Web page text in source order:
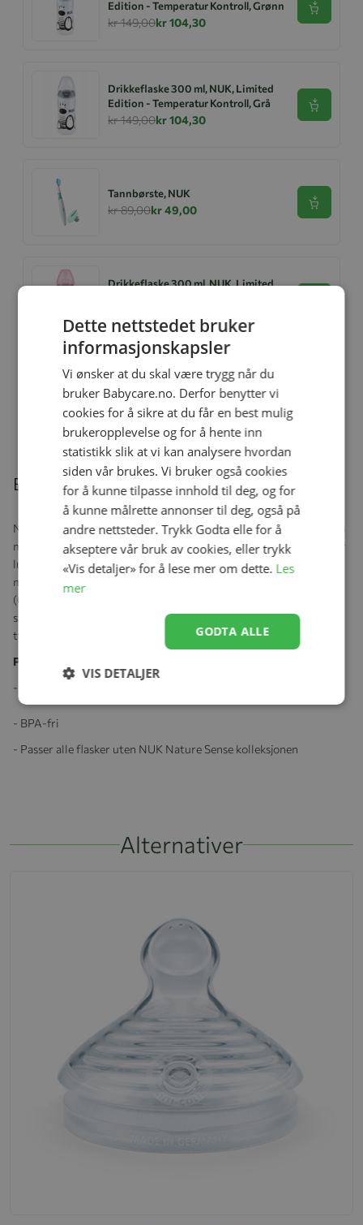
Edition - Temperatur Kontroll, Grønn
kr 149,00kr 104,30
Se
Drikkeflaske 300 ml, NUK, Limited
Edition - Temperatur Kontroll, Grå
kr 149,00kr 104,30
Se
Tannbørste, NUK
kr 89,00kr 49,00 Se
Drikkeflaske 300 ml, NUK, Limited
Flaske, NUK, Mini-Me Sip, Rustfritt
stål, Fox, 300ml
kr 459,00kr 321,30
Beskrivelse
NUK Nature Sense tåtesmokk anvendes fra nyfødt og opp til ca 18
måneder. Innovativ anti-kolikkventil forebygger at babyen svelger
luft. Finnes i fire størrelser. Størrelse S (0-6 måneder) har 3
mindre åpninger og egner seg for brystmelk og vann, størrelse M
(6-18 måneder) har 6 små åpninger som er perfekt for erstatning,
størrelse L (6-18 måneder) har 9 små åpninger som er perfekt for
tykkere drikke.
Produktspesifikasjoner:
- 2 pr. forpakning
- BPA-fri
- Passer alle flasker uten NUK Nature Sense kolleksjonen
Alternativer
Dette nettstedet bruker
informasjonskapsler
Vi ønsker at du skal være trygg når du
bruker Babycare.no. Derfor benytter vi
cookies for å sikre at du får en best mulig
brukeropplevelse og for å hente inn
statistikk slik at vi kan analysere hvordan
siden vår brukes. Vi bruker også cookies
for å kunne tilpasse innhold til deg, og for
å kunne målrette annonser til deg, også på
andre nettsteder. Trykk Godta elle for å
akseptere vår bruk av cookies, eller trykk
«Vis detaljer» for å lese mer om dette. Les
mer
GODTA ALLE
VIS DETALJER